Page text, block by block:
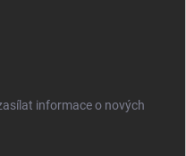
informace o nových